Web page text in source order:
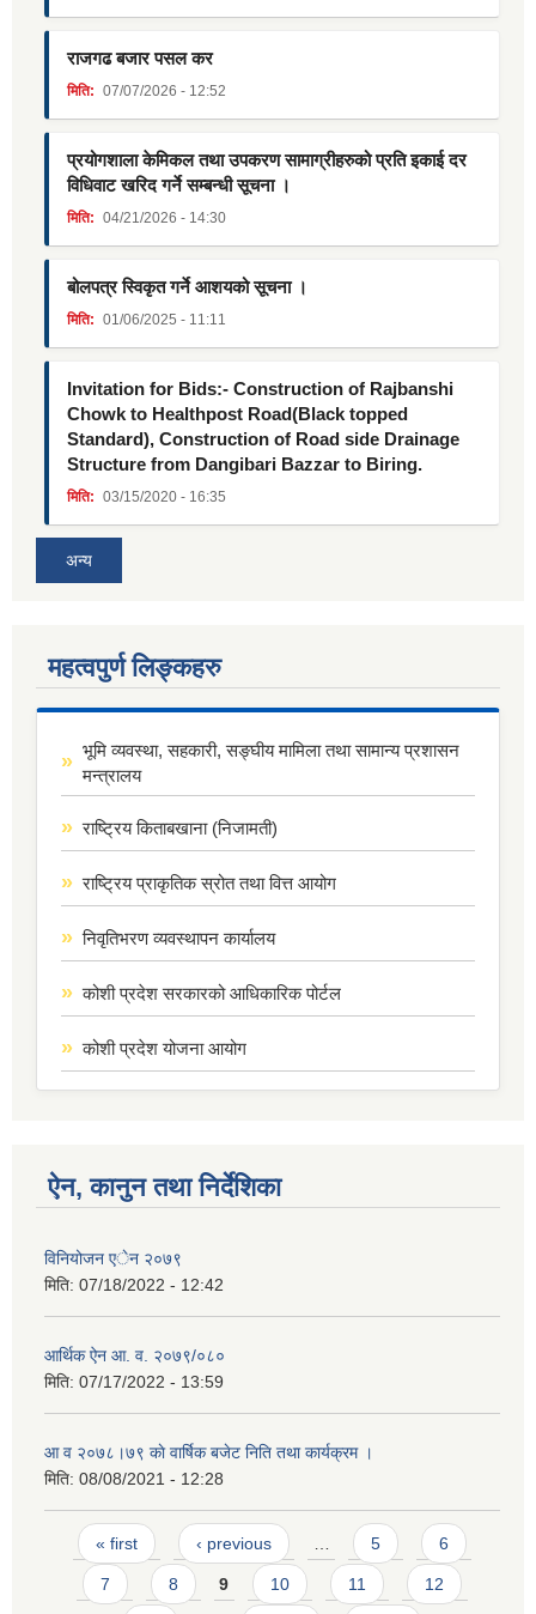
राजगढ बजार पसल कर
मिति: 07/07/2026 - 12:52
प्रयोगशाला केमिकल तथा उपकरण सामाग्रीहरुको प्रति इकाई दर
विधिवाट खरिद गर्ने सम्बन्धी सूचना ।
मिति: 04/21/2026 - 14:30
बोलपत्र स्विकृत गर्ने आशयको सूचना ।
मिति: 01/06/2025 - 11:11
Invitation for Bids:- Construction of Rajbanshi
Chowk to Healthpost Road(Black topped
Standard), Construction of Road side Drainage
Structure from Dangibari Bazzar to Biring.
मिति: 03/15/2020 - 16:35
अन्य
महत्वपुर्ण लिङ्कहरु
भूमि व्यवस्था, सहकारी, सङ्घीय मामिला तथा सामान्य प्रशासन
मन्त्रालय
राष्ट्रिय किताबखाना (निजामती)
राष्ट्रिय प्राकृतिक स्रोत तथा वित्त आयोग
निवृतिभरण व्यवस्थापन कार्यालय
कोशी प्रदेश सरकारको आधिकारिक पोर्टल
कोशी प्रदेश योजना आयोग
ऐन, कानुन तथा निर्देशिका
विनियोजन एेन २०७९
मिति: 07/18/2022 - 12:42
आर्थिक ऐन आ. व. २०७९/०८०
मिति: 07/17/2022 - 13:59
आ व २०७८।७९ काे वार्षिक बजेट निति तथा कार्यक्रम ।
मिति: 08/08/2021 - 12:28
Pages
« first ‹ previous … 5 6
7 8 9 10 11 12